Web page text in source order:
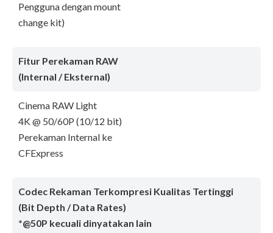
Pengguna dengan mount
change kit)
Fitur Perekaman RAW
(Internal / Eksternal)
Cinema RAW Light
4K @ 50/60P (10/12 bit)
Perekaman Internal ke
CFExpress
Codec Rekaman Terkompresi Kualitas Tertinggi
(Bit Depth / Data Rates)
*@50P kecuali dinyatakan lain